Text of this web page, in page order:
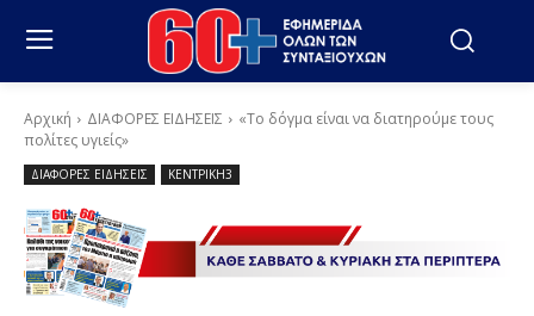
Αρχική ΔΙΑΦΟΡΕΣ ΕΙΔΗΣΕΙΣ
«Το δόγμα είναι να διατηρούμε τους
πολίτες υγιείς»
ΔΙΑΦΟΡΕΣ ΕΙΔΗΣΕΙΣ ΚΕΝΤΡΙΚΗ3